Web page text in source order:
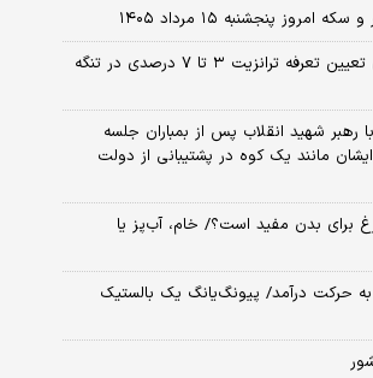
پنجشنبه ۱۵ مرداد ۱۴۰۵
رویترز: ایران و عمان برای تعیین تعرفه ترانزیت ۳ تا ۷ درصدی در تنگه
رهبر شهید انقلاب پس از بمباران جلسه
مانند یک کوه در پشتیبانی از دولت
بدن مفید است؟/ خام، آب‌پز یا
حرکت درآمد/ پیونگ‌یانگ یک بالستیک